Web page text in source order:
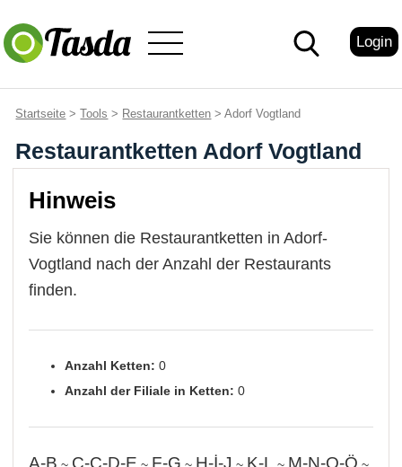
Login
Startseite >Tools > Restaurantketten > Adorf Vogtland
Restaurantketten Adorf Vogtland
Hinweis
Sie können die Restaurantketten in Adorf-
Vogtland nach der Anzahl der Restaurants
finden.
Anzahl Ketten: 0
Anzahl der Filiale in Ketten: 0
A-B C-Ç-D-E F-G H-İ-J K-L M-N-O-Ö